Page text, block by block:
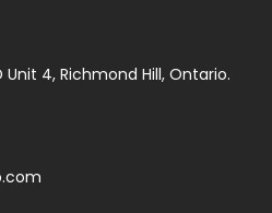
Unit 4, Richmond Hill, Ontario.